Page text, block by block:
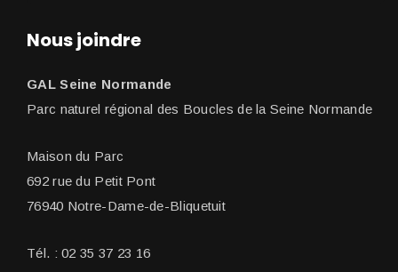
Nous joindre
GAL Seine Normande
Parc naturel régional des Boucles de la Seine Normande
Maison du Parc
692 rue du Petit Pont
76940 Notre-Dame-de-Bliquetuit
Tél. : 02 35 37 23 16